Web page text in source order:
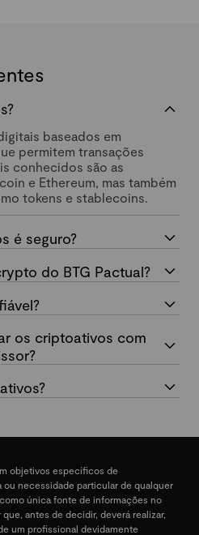
baseados em
permitem transações
conhecidos são as
e Ethereum, mas também
tokens e stablecoins.
é seguro?
do BTG Pactual?
os criptoativos com
objetivos específicos de
necessidade particular de qualquer
única fonte de informações no
antes de decidir, deverá realizar,
um profissional devidamente